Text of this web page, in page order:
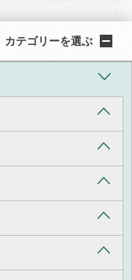
カテゴリーを選ぶ